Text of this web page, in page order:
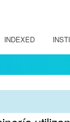
INDEXED